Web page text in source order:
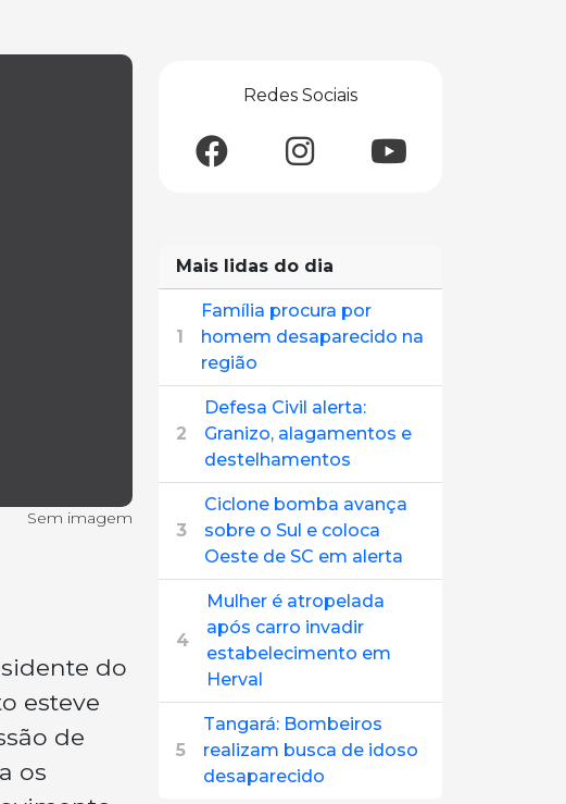
Sem imagem
do
esteve
de
os
Redes Sociais
Mais lidas do dia
1
Família procura por
homem desaparecido na
região
2
Defesa Civil alerta:
Granizo, alagamentos e
destelhamentos
3
Ciclone bomba avança
sobre o Sul e coloca
Oeste de SC em alerta
4
Mulher é atropelada
após carro invadir
estabelecimento em
Herval
5
Tangará: Bombeiros
realizam busca de idoso
desaparecido